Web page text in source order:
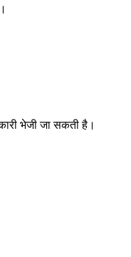
भेजी जा सकती है।